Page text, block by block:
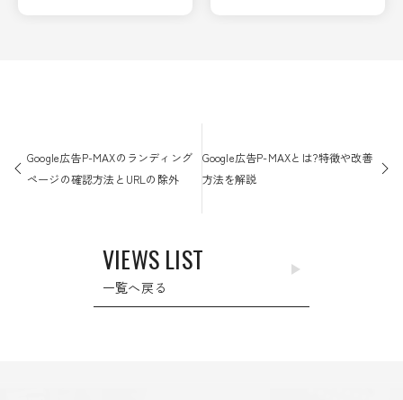
ナGoogle広告P-MAXのランディング
ページの確認方法とURLの除外
Google広告P-MAXとは?特徴や改善
方法を解説
VIEWS LIST
一覧へ戻る